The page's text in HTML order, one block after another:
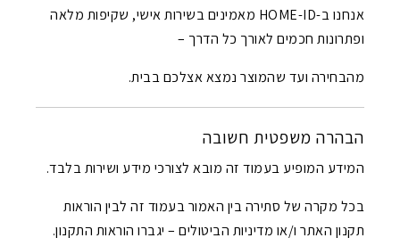
אנחנו ב-HOME-ID מאמינים בשירות אישי, שקיפות מלאה
ופתרונות חכמים לאורך כל הדרך –
מהבחירה ועד שהמוצר נמצא אצלכם בבית.
הבהרה משפטית חשובה
המידע המופיע בעמוד זה מובא לצורכי מידע ושירות בלבד.
בכל מקרה של סתירה בין האמור בעמוד זה לבין הוראות
תקנון האתר ו/או מדיניות הביטולים – יגברו הוראות התקנון.